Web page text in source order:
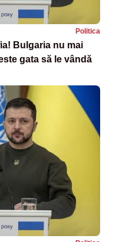
Politica
Bulgaria nu mai
gata să le vândă